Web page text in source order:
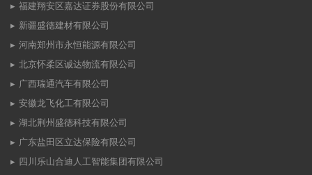
福建翔安区嘉达证券股份有限公司
新疆盛德建材有限公司
河南郑州市永恒能源有限公司
北京怀柔区诚达物流有限公司
广西瑞通汽车有限公司
安徽龙飞化工有限公司
湖北荆州盛德科技有限公司
广东盐田区立达保险有限公司
四川乐山合迪人工智能集团有限公司